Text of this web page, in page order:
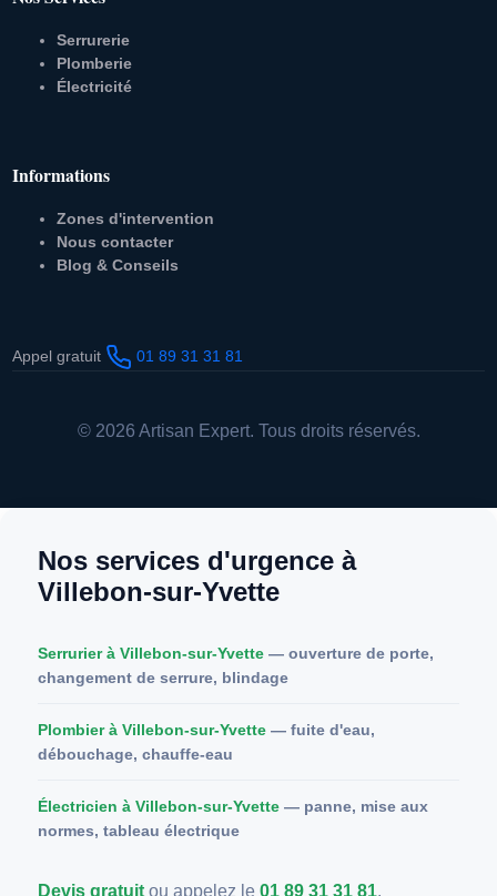
Serrurerie
Plomberie
Électricité
Informations
Zones d'intervention
Nous contacter
Blog & Conseils
Appel gratuit 01 89 31 31 81
© 2026 Artisan Expert. Tous droits réservés.
Nos services d'urgence à
Villebon-sur-Yvette
Serrurier à Villebon-sur-Yvette — ouverture de porte,
changement de serrure, blindage
Plombier à Villebon-sur-Yvette — fuite d'eau,
débouchage, chauffe-eau
Électricien à Villebon-sur-Yvette — panne, mise aux
normes, tableau électrique
Devis gratuit ou appelez le 01 89 31 31 81.